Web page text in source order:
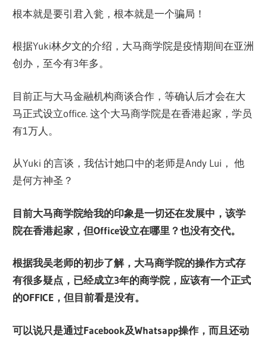
根本就是要引君入瓮，根本就是一个骗局！
根据Yuki林夕文的介绍，大马商学院是疫情期间在亚洲
创办，至今有3年多。
目前正与大马金融机构商谈合作，等确认后才会在大
马正式设立office. 这个大马商学院是在香港起家，学员
有1万人。
从Yuki 的言谈，我估计她口中的老师是Andy Lui， 他
是何方神圣？
目前大马商学院给我的印象是一切还在发展中，该学
院在香港起家，但Office设立在哪里？也没有交代。
根据我吴老师的初步了解，大马商学院的操作方式存
有很多疑点，已经成立3年的商学院，应该有一个正式
的OFFICE，但目前看是没有。
可以说只是通过Facebook及Whatsapp操作，而且还动